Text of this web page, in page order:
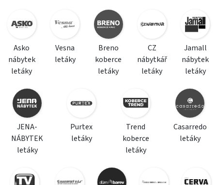
Asko
nábytek
letáky
Vesna
letáky
Breno
koberce
letáky
CZ
nábytkář
letáky
Jamall
nábytek
letáky
JENA-
NÁBYTEK
letáky
Purtex
letáky
Trend
koberce
letáky
Casarredo
letáky